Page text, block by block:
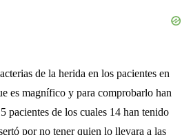
de la herida en los pacientes en
es magnífico y para comprobarlo han
pacientes de los cuales 14 han tenido
por no tener quien lo llevara a las